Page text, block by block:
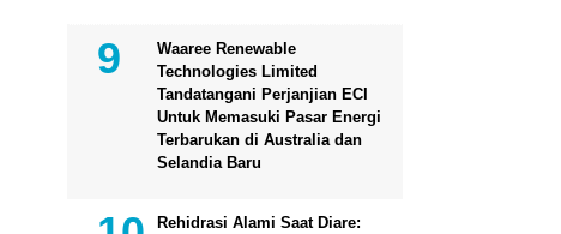
Waaree Renewable
Technologies Limited
Tandatangani Perjanjian ECI
Untuk Memasuki Pasar Energi
Terbarukan di Australia dan
Selandia Baru
Rehidrasi Alami Saat Diare: